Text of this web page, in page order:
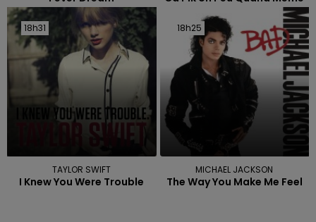
18h31
18h31
TAYLOR SWIFT
I Knew You Were Trouble
18h25
18h25
MICHAEL JACKSON
The Way You Make Me Feel